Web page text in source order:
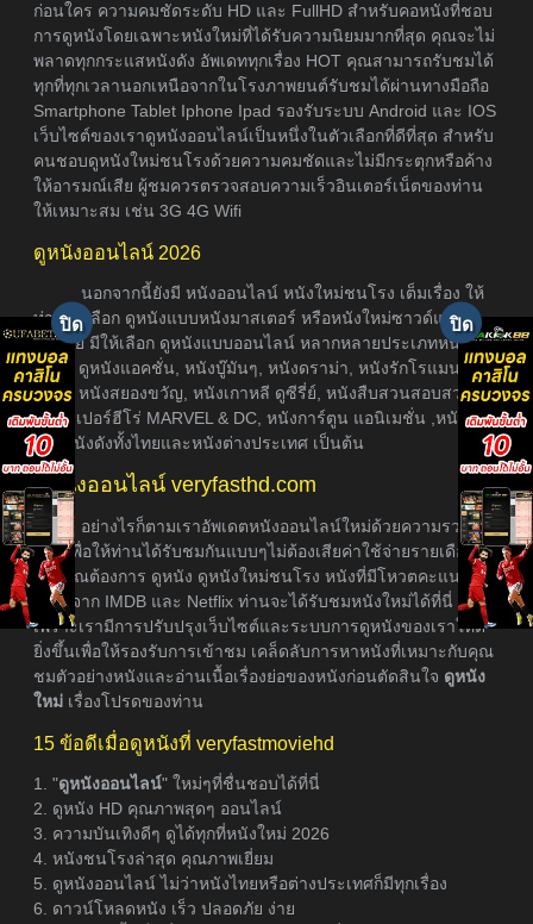
ก่อนใคร ความคมชัดระดับ HD และ FullHD สำหรับคอหนังที่ชอบ
การดูหนังโดยเฉพาะหนังใหม่ที่ได้รับความนิยมมากที่สุด คุณจะไม่
พลาดทุกกระแสหนังดัง อัพเดททุกเรื่อง HOT คุณสามารถรับชมได้
ทุกที่ทุกเวลานอกเหนือจากในโรงภาพยนต์รับชมได้ผ่านทางมือถือ
Smartphone Tablet Iphone Ipad รองรับระบบ Android และ IOS
เว็บไซต์ของเราดูหนังออนไลน์เป็นหนึ่งในตัวเลือกที่ดีที่สุด สำหรับ
คนชอบดูหนังใหม่ชนโรงด้วยความคมชัดและไม่มีกระตุกหรือค้าง
ให้อารมณ์เสีย ผู้ชมควรตรวจสอบความเร็วอินเตอร์เน็ตของท่าน
ให้เหมาะสม เช่น 3G 4G Wifi
ดูหนังออนไลน์ 2026
นอกจากนี้ยังมี หนังออนไลน์ หนังใหม่ชนโรง เต็มเรื่อง ให้
ท่านได้เลือก ดูหนังแบบหนังมาสเตอร์ หรือหนังใหม่ซาวด์แท็รก
ซับไทย มีให้เลือก ดูหนังแบบออนไลน์ หลากหลายประเภทหนัง อา
ธิเช่น ดูหนังแอคชั่น, หนังบู๊มันๆ, หนังดราม่า, หนังรักโรแมนติก,
หนังผี หนังสยองขวัญ, หนังเกาหลี ดูซีรี่ย์, หนังสืบสวนสอบสวน,
หนังซุเปอร์ฮีโร่ MARVEL & DC, หนังการ์ตูน แอนิเมชั่น ,หนังภาค
ต่อ, หนังดังทั้งไทยและหนังต่างประเทศ เป็นต้น
ดูหนังออนไลน์ veryfasthd.com
อย่างไรก็ตามเราอัพเดตหนังออนไลน์ใหม่ด้วยความรวดเร็ว
ที่สุดเพื่อให้ท่านได้รับชมกันแบบๆไม่ต้องเสียค่าใช้จ่ายรายเดือน
หากคุณต้องการ ดูหนัง ดูหนังใหม่ชนโรง หนังที่มีโหวตคะแนนเรต
ติ้งสูงจาก IMDB และ Netflix ท่านจะได้รับชมหนังใหม่ได้ที่นี่
เพราะเรามีการปรับปรุงเว็บไซต์และระบบการดูหนังของเราให้ดี
ยิ่งขึ้นเพื่อให้รองรับการเข้าชม เคล็ดลับการหาหนังที่เหมาะกับคุณ
ชมตัวอย่างหนังและอ่านเนื้อเรื่องย่อของหนังก่อนตัดสินใจ ดูหนัง
ใหม่ เรื่องโปรดของท่าน
15 ข้อดีเมื่อดูหนังที่ veryfastmoviehd
1. "ดูหนังออนไลน์" ใหม่ๆที่ชื่นชอบได้ที่นี่
2. ดูหนัง HD คุณภาพสุดๆ ออนไลน์
3. ความบันเทิงดีๆ ดูได้ทุกที่หนังใหม่ 2026
4. หนังชนโรงล่าสุด คุณภาพเยี่ยม
5. ดูหนังออนไลน์ ไม่ว่าหนังไทยหรือต่างประเทศก็มีทุกเรื่อง
6. ดาวน์โหลดหนัง เร็ว ปลอดภัย ง่าย